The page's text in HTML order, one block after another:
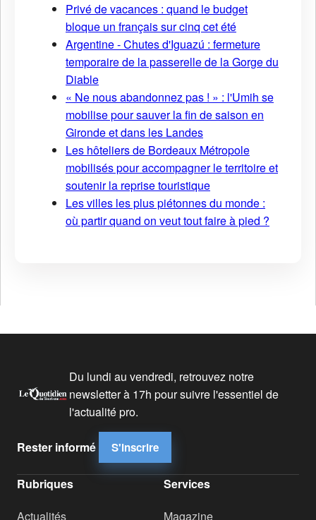
Privé de vacances : quand le budget
bloque un français sur cinq cet été
Argentine - Chutes d'Iguazú : fermeture
temporaire de la passerelle de la Gorge du
Diable
« Ne nous abandonnez pas ! » : l'Umih se
mobilise pour sauver la fin de saison en
Gironde et dans les Landes
Les hôteliers de Bordeaux Métropole
mobilisés pour accompagner le territoire et
soutenir la reprise touristique
Les villes les plus piétonnes du monde :
où partir quand on veut tout faire à pied ?
Du lundi au vendredi, retrouvez notre
newsletter à 17h pour suivre l'essentiel de
l'actualité pro.
Rester informé S'inscrire
Rubriques
Actualités
Services
Magazine